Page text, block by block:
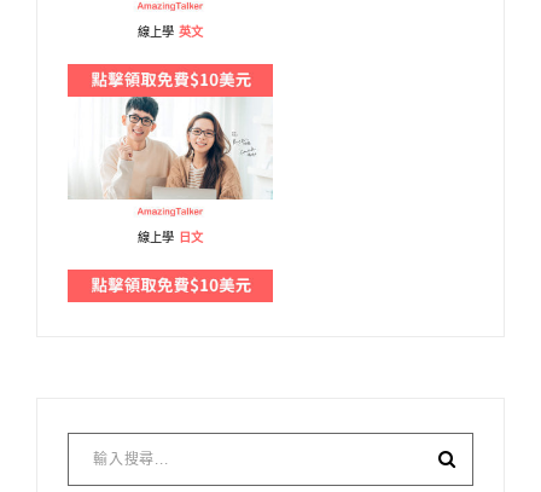
線上學 英文
線上學 日文